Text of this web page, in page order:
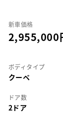
新車価格
2,955,000
ボディタイプ
クーペ
ドア数
2ドア